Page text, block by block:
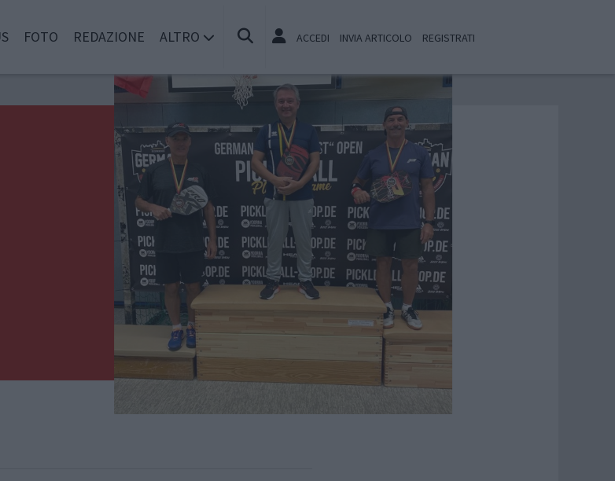
FOTO REDAZIONE ALTRO ACCEDI INVIA ARTICOLO REGISTRATI